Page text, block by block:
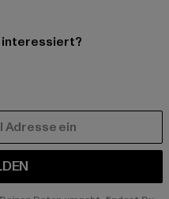
interessiert?